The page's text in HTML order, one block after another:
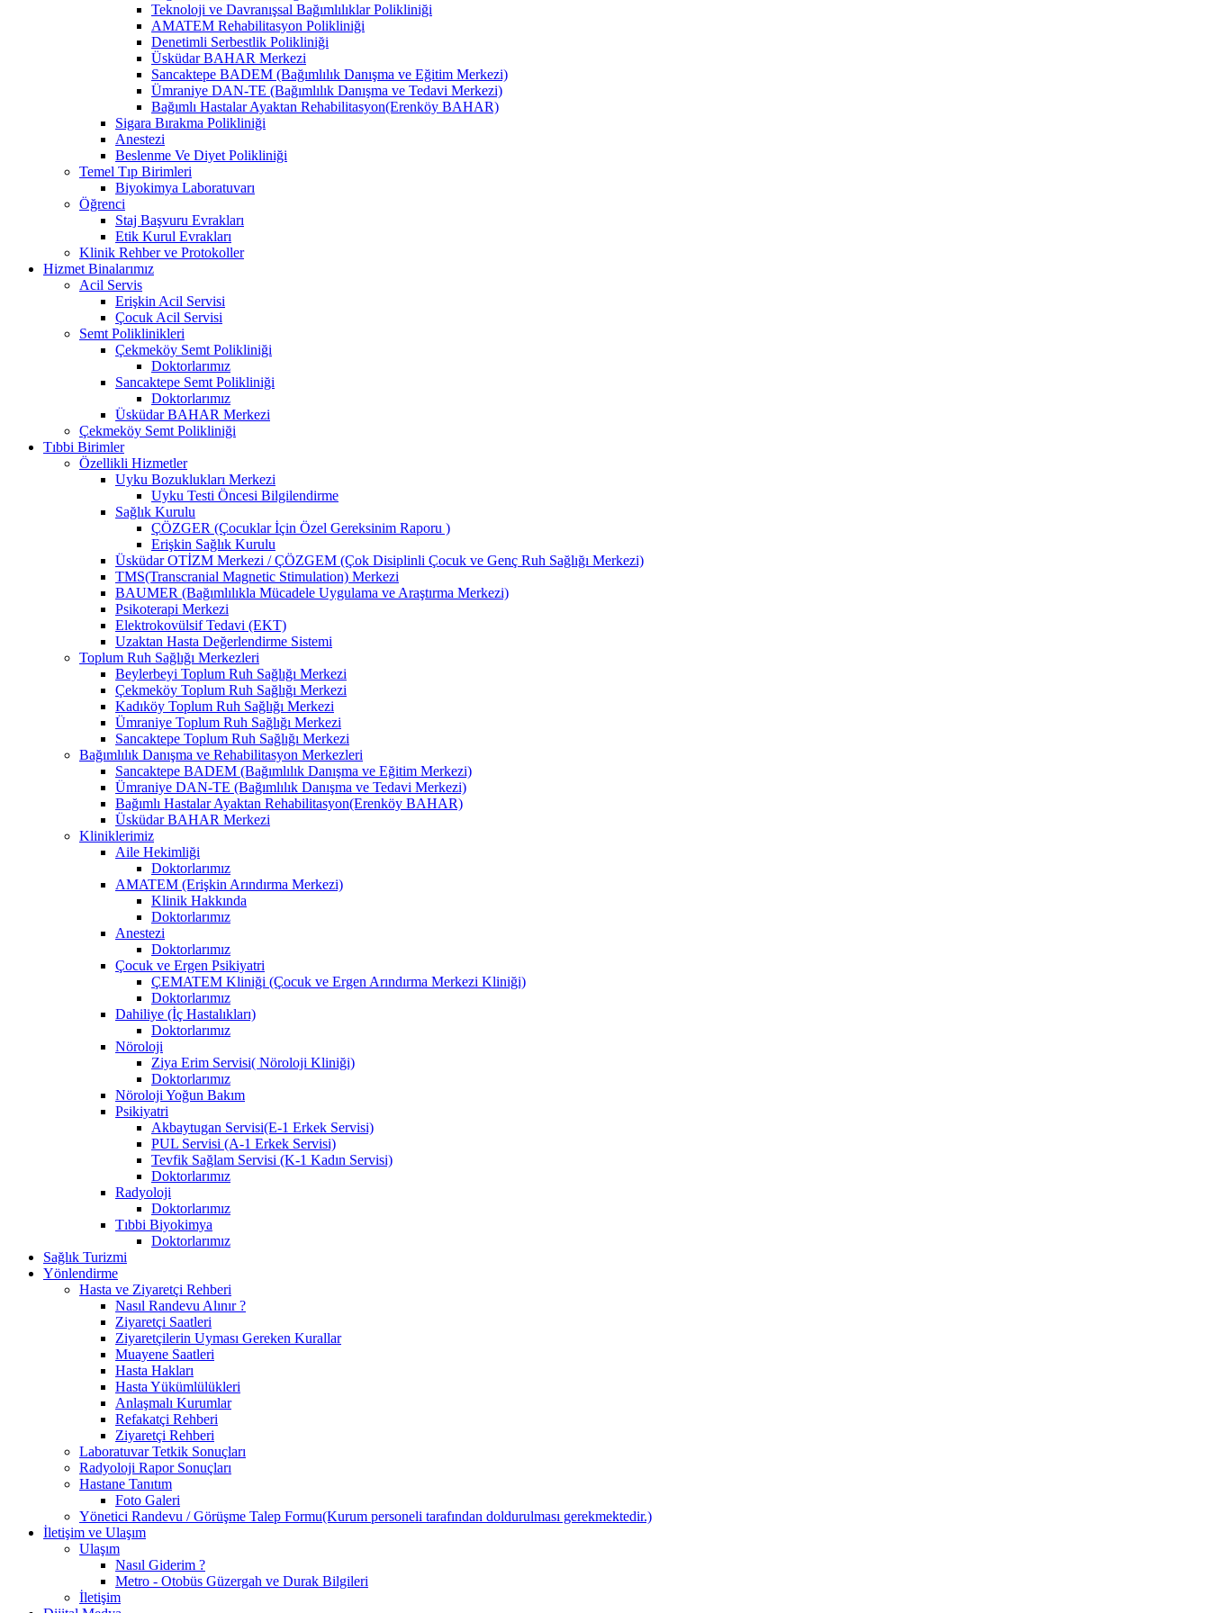
Teknoloji ve Davranışsal Bağımlılıklar Polikliniği
AMATEM Rehabilitasyon Polikliniği
Denetimli Serbestlik Polikliniği
Üsküdar BAHAR Merkezi
Sancaktepe BADEM (Bağımlılık Danışma ve Eğitim Merkezi)
Ümraniye DAN-TE (Bağımlılık Danışma ve Tedavi Merkezi)
Bağımlı Hastalar Ayaktan Rehabilitasyon(Erenköy BAHAR)
Sigara Bırakma Polikliniği
Anestezi
Beslenme Ve Diyet Polikliniği
Temel Tıp Birimleri
Biyokimya Laboratuvarı
Öğrenci
Staj Başvuru Evrakları
Etik Kurul Evrakları
Klinik Rehber ve Protokoller
Hizmet Binalarımız
Acil Servis
Erişkin Acil Servisi
Çocuk Acil Servisi
Semt Poliklinikleri
Çekmeköy Semt Polikliniği
Doktorlarımız
Sancaktepe Semt Polikliniği
Doktorlarımız
Üsküdar BAHAR Merkezi
Çekmeköy Semt Polikliniği
Tıbbi Birimler
Özellikli Hizmetler
Uyku Bozuklukları Merkezi
Uyku Testi Öncesi Bilgilendirme
Sağlık Kurulu
ÇÖZGER (Çocuklar İçin Özel Gereksinim Raporu )
Erişkin Sağlık Kurulu
Üsküdar OTİZM Merkezi / ÇÖZGEM (Çok Disiplinli Çocuk ve Genç Ruh Sağlığı Merkezi)
TMS(Transcranial Magnetic Stimulation) Merkezi
BAUMER (Bağımlılıkla Mücadele Uygulama ve Araştırma Merkezi)
Psikoterapi Merkezi
Elektrokovülsif Tedavi (EKT)
Uzaktan Hasta Değerlendirme Sistemi
Toplum Ruh Sağlığı Merkezleri
Beylerbeyi Toplum Ruh Sağlığı Merkezi
Çekmeköy Toplum Ruh Sağlığı Merkezi
Kadıköy Toplum Ruh Sağlığı Merkezi
Ümraniye Toplum Ruh Sağlığı Merkezi
Sancaktepe Toplum Ruh Sağlığı Merkezi
Bağımlılık Danışma ve Rehabilitasyon Merkezleri
Sancaktepe BADEM (Bağımlılık Danışma ve Eğitim Merkezi)
Ümraniye DAN-TE (Bağımlılık Danışma ve Tedavi Merkezi)
Bağımlı Hastalar Ayaktan Rehabilitasyon(Erenköy BAHAR)
Üsküdar BAHAR Merkezi
Kliniklerimiz
Aile Hekimliği
Doktorlarımız
AMATEM (Erişkin Arındırma Merkezi)
Klinik Hakkında
Doktorlarımız
Anestezi
Doktorlarımız
Çocuk ve Ergen Psikiyatri
ÇEMATEM Kliniği (Çocuk ve Ergen Arındırma Merkezi Kliniği)
Doktorlarımız
Dahiliye (İç Hastalıkları)
Doktorlarımız
Nöroloji
Ziya Erim Servisi( Nöroloji Kliniği)
Doktorlarımız
Nöroloji Yoğun Bakım
Psikiyatri
Akbaytugan Servisi(E-1 Erkek Servisi)
PUL Servisi (A-1 Erkek Servisi)
Tevfik Sağlam Servisi (K-1 Kadın Servisi)
Doktorlarımız
Radyoloji
Doktorlarımız
Tıbbi Biyokimya
Doktorlarımız
Sağlık Turizmi
Yönlendirme
Hasta ve Ziyaretçi Rehberi
Nasıl Randevu Alınır ?
Ziyaretçi Saatleri
Ziyaretçilerin Uyması Gereken Kurallar
Muayene Saatleri
Hasta Hakları
Hasta Yükümlülükleri
Anlaşmalı Kurumlar
Refakatçi Rehberi
Ziyaretçi Rehberi
Laboratuvar Tetkik Sonuçları
Radyoloji Rapor Sonuçları
Hastane Tanıtım
Foto Galeri
Yönetici Randevu / Görüşme Talep Formu(Kurum personeli tarafından doldurulması gerekmektedir.)
İletişim ve Ulaşım
Ulaşım
Nasıl Giderim ?
Metro - Otobüs Güzergah ve Durak Bilgileri
İletişim